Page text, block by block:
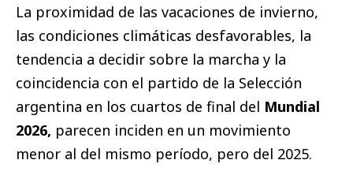
La proximidad de las vacaciones de invierno,
las condiciones climáticas desfavorables, la
tendencia a decidir sobre la marcha y la
coincidencia con el partido de la Selección
argentina en los cuartos de final del Mundial
2026, parecen inciden en un movimiento
menor al del mismo período, pero del 2025.